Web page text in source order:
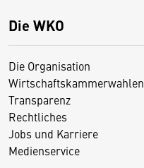
Die WKO
Die Organisation
Wirtschaftskammerwahlen
Transparenz
Rechtliches
Jobs und Karriere
Medienservice